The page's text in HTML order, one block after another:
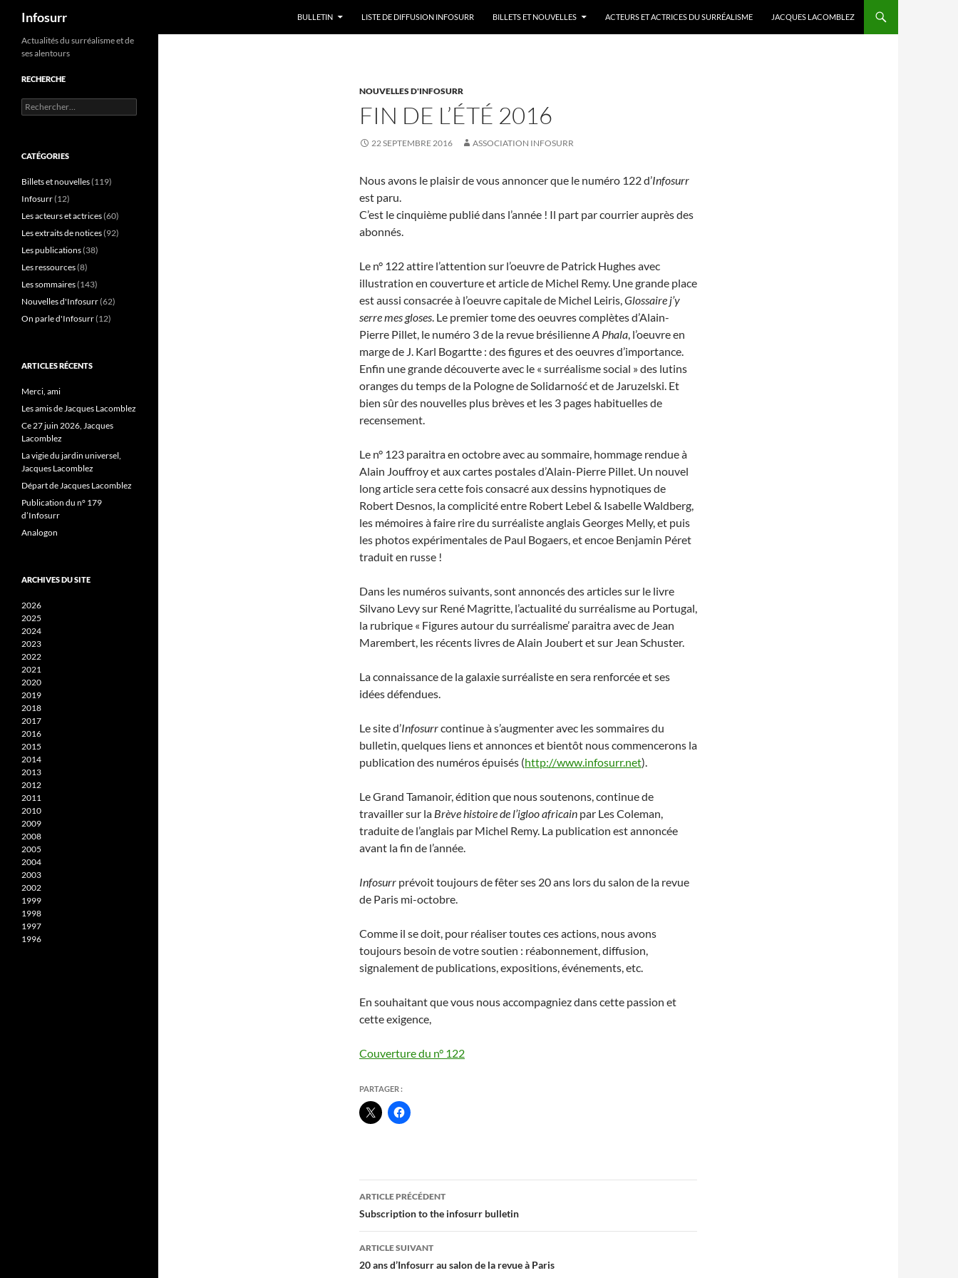
Aller
contenu
Infosurr BULLETIN LISTE DE DIFFUSION INFOSURR BILLETS ET NOUVELLES ACTEURS ET ACTRICES DU SURRÉALISME JACQUES LACOMBLEZ
NOUVELLES D'INFOSURR
FIN DE L’ÉTÉ 2016
22 SEPTEMBRE 2016 ASSOCIATION INFOSURR
Nous avons le plaisir de vous annoncer que le numéro 122 d’Infosurr
est paru.
C’est le cinquième publié dans l’année ! Il part par courrier auprès des
abonnés.
Le n° 122 attire l’attention sur l’oeuvre de Patrick Hughes avec
illustration en couverture et article de Michel Remy. Une grande place
est aussi consacrée à l’oeuvre capitale de Michel Leiris,Glossaire j’y
serre mes gloses. Le premier tome des oeuvres complètes d’Alain-
Pierre Pillet, le numéro 3 de la revue brésilienneA Phala, l’oeuvre en
marge de J. Karl Bogartte : des figures et des oeuvres d’importance.
Enfin une grande découverte avec le « surréalisme social » des lutins
oranges du temps de la Pologne de Solidarność et de Jaruzelski. Et
bien sûr des nouvelles plus brèves et les 3 pages habituelles de
recensement.
Le n° 123 paraitra en octobre avec au sommaire, hommage rendue à
Alain Jouffroy et aux cartes postales d’Alain-Pierre Pillet. Un nouvel
long article sera cette fois consacré aux dessins hypnotiques de
Robert Desnos, la complicité entre Robert Lebel & Isabelle Waldberg,
les mémoires à faire rire du surréaliste anglais Georges Melly, et puis
les photos expérimentales de Paul Bogaers, et encoe Benjamin Péret
traduit en russe !
Dans les numéros suivants, sont annoncés des articles sur le livre
Silvano Levy sur René Magritte, l’actualité du surréalisme au Portugal,
la rubrique « Figures autour du surréalisme’ paraitra avec de Jean
Marembert, les récents livres de Alain Joubert et sur Jean Schuster.
La connaissance de la galaxie surréaliste en sera renforcée et ses
idées défendues.
Le site d’Infosurrcontinue à s’augmenter avec les sommaires du
bulletin, quelques liens et annonces et bientôt nous commencerons la
publication des numéros épuisés (http://www.infosurr.net).
Le Grand Tamanoir, édition que nous soutenons, continue de
travailler sur la Brève histoire de l’igloo africain par Les Coleman,
traduite de l’anglais par Michel Remy. La publication est annoncée
avant la fin de l’année.
Infosurr prévoit toujours de fêter ses 20 ans lors du salon de la revue
de Paris mi-octobre.
Comme il se doit, pour réaliser toutes ces actions, nous avons
toujours besoin de votre soutien : réabonnement, diffusion,
signalement de publications, expositions, événements, etc.
En souhaitant que vous nous accompagniez dans cette passion et
cette exigence,
Couverture du n° 122
PARTAGER :
Navigation
des
articles
ARTICLE PRÉCÉDENT
Subscription to the infosurr bulletin
ARTICLE SUIVANT
20 ans d’Infosurr au salon de la revue à Paris
Actualités du surréalisme et de
ses alentours
RECHERCHE
Rechercher :
CATÉGORIES
Billets et nouvelles(119)
Infosurr(12)
Les acteurs et actrices(60)
Les extraits de notices(92)
Les publications(38)
Les ressources(8)
Les sommaires(143)
Nouvelles d'Infosurr(62)
On parle d'Infosurr(12)
ARTICLES RÉCENTS
Merci, ami
Les amis de Jacques Lacomblez
Ce 27 juin 2026, Jacques
Lacomblez
La vigie du jardin universel,
Jacques Lacomblez
Départ de Jacques Lacomblez
Publication du n° 179
d’Infosurr
Analogon
ARCHIVES DU SITE
2026
2025
2024
2023
2022
2021
2020
2019
2018
2017
2016
2015
2014
2013
2012
2011
2010
2009
2008
2005
2004
2003
2002
1999
1998
1997
1996